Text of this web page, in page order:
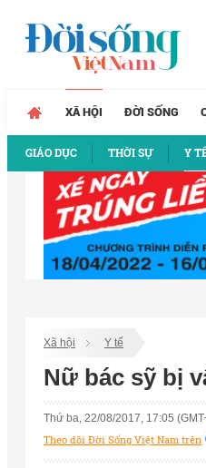
XÃ HỘI
GIÁO DỤC THỜI SỰ Y
ĐỜI SỐNG
Xã hội Y tế
Nữ bác sỹ bị
Thứ ba, 22/08/2017, 17:05
Theo dõi Đời Sống Việt Nam trên